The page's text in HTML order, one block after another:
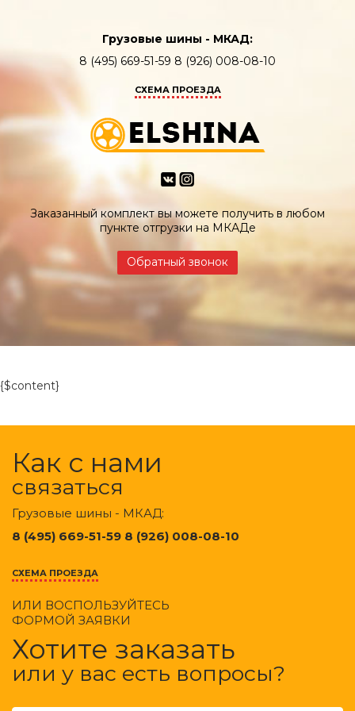
Грузовые шины - МКАД:
8 (495) 669-51-59 8 (926) 008-08-10
СХЕМА ПРОЕЗДА
Заказанный комплект вы можете получить в любом
пункте отгрузки на МКАДе
Обратный звонок
{$content}
Как с нами
связаться
Грузовые шины - МКАД:
8 (495) 669-51-59 8 (926) 008-08-10
СХЕМА ПРОЕЗДА
ИЛИ ВОСПОЛЬЗУЙТЕСЬ
ФОРМОЙ ЗАЯВКИ
Хотите заказать
или у вас есть вопросы?